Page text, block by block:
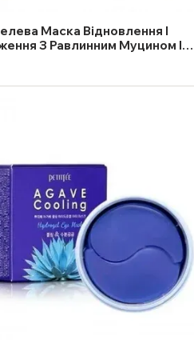
Маска Відновлення І
З Равлинним Муцином І
Золотом Petitfee Gold & S